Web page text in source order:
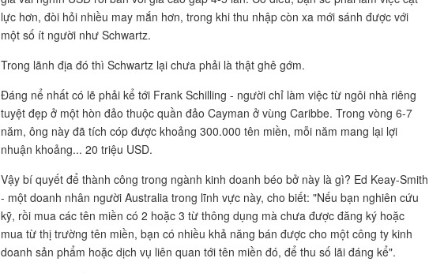
lực hơn, đòi hỏi nhiều may mắn hơn, trong khi thu nhập còn xa mới sánh được với
một số ít người như Schwartz.
Trong lãnh địa đó thì Schwartz lại chưa phải là thật ghê gớm.
Đáng nể nhất có lẽ phải kể tới Frank Schilling - người chỉ làm việc từ ngôi nhà riêng
tuyệt đẹp ở một hòn đảo thuộc quần đảo Cayman ở vùng Caribbe. Trong vòng 6-7
năm, ông này đã tích cóp được khoảng 300.000 tên miền, mỗi năm mang lại lợi
nhuận khoảng... 20 triệu USD.
Vậy bí quyết để thành công trong ngành kinh doanh béo bở này là gì? Ed Keay-Smith
- một doanh nhân người Australia trong lĩnh vực này, cho biết: "Nếu bạn nghiên cứu
kỹ, rồi mua các tên miền có 2 hoặc 3 từ thông dụng mà chưa được đăng ký hoặc
mua từ thị trường tên miền, bạn có nhiều khả năng bán được cho một công ty kinh
doanh sản phẩm hoặc dịch vụ liên quan tới tên miền đó, để thu số lãi đáng kể".